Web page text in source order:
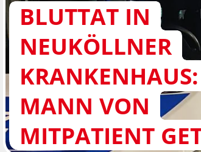
BLUTTAT IN
NEUKÖLLNER
KRANKENHAUS:
MANN VON
MITPATIENT